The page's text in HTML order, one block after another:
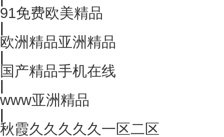
91免费欧美精品
|
欧洲精品亚洲精品
|
国产精品手机在线
|
www亚洲精品
|
秋霞久久久久久一区二区